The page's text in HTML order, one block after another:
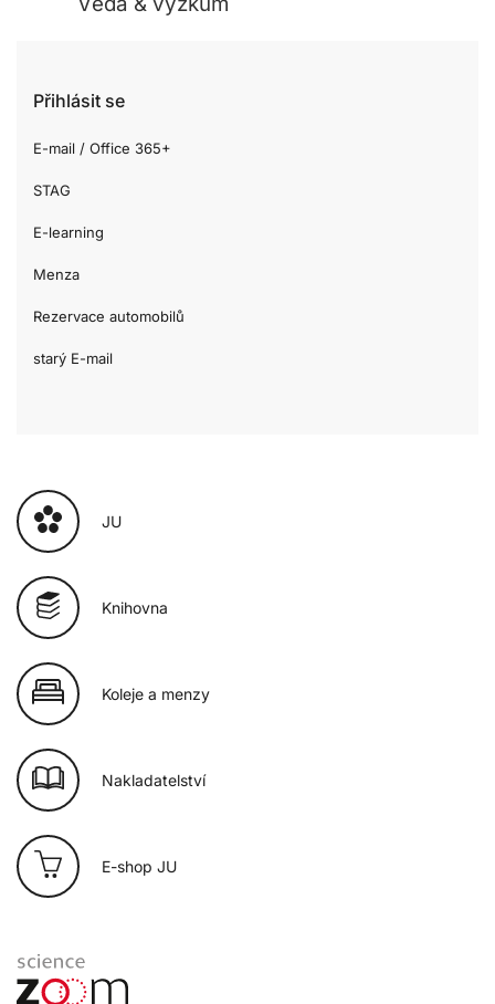
Přihlásit se
E-mail / Office 365+
STAG
E-learning
Menza
Rezervace automobilů
starý E-mail
JU
Knihovna
Koleje a menzy
Nakladatelství
E-shop JU